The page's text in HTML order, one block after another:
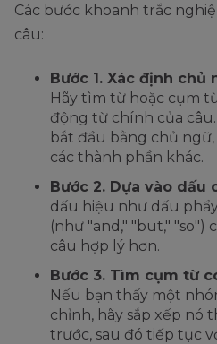
Các bước khoanh trắc
câu:
Bước 1. Xác định
Hãy tìm từ hoặc cụm
động từ chính của
bắt đầu bằng chủ
các thành phần khác.
Bước 2. Dựa vào dấu
dấu hiệu như dấu
(như "and," "but," "so")
câu hợp lý hơn.
Bước 3. Tìm cụm từ
Nếu bạn thấy một
chỉnh, hãy sắp xếp nó
trước, sau đó tiếp tục